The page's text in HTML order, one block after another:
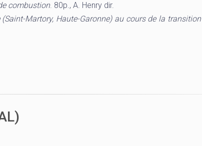
combustion. 80p., A. Henry dir.
Martory, Haute-Garonne) au cours de la transition